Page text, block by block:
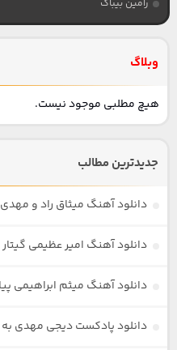
رامین بیباک
وبلاگ
هیچ مطلبی موجود نیست.
جدیدترین مطالب
دانلود آهنگ میثاق راد و
دانلود آهنگ امیر عظیمی گیتار
دانلود آهنگ میثم ابراهیمی
دانلود پادکست دیجی مهدی به